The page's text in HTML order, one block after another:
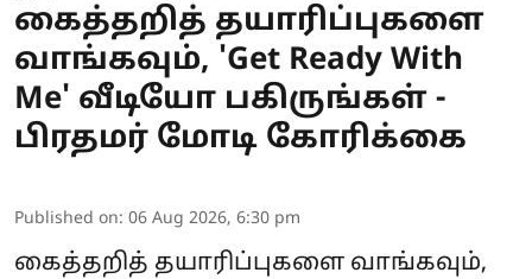
கைத்தறித் தயாரிப்புகளை
வாங்கவும், 'Get Ready With
Me' வீடியோ பகிருங்கள் -
பிரதமர் மோடி கோரிக்கை
Published on: 06 Aug 2026, 6:30 pm
கைத்தறித் தயாரிப்புகளை வாங்கவும்,